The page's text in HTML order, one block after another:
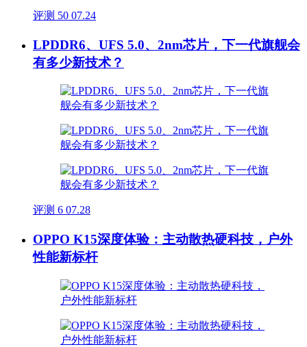
评测 50 07.24
LPDDR6、UFS 5.0、2nm芯片，下一代旗舰会
有多少新技术？
评测 6 07.28
OPPO K15深度体验：主动散热硬科技，户外
性能新标杆